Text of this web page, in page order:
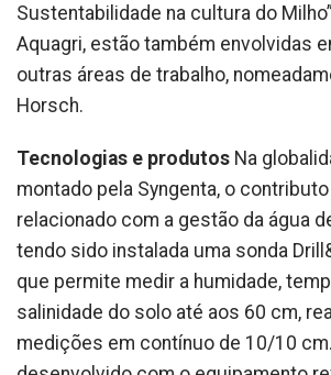
Sustentabilidade na cultura do
Aquagri, estão também envolvidas
outras áreas de trabalho,
Horsch.
Tecnologias e produtos Na
montado pela Syngenta, o
relacionado com a gestão da água
tendo sido instalada uma sonda
que permite medir a humidade,
salinidade do solo até aos 60 cm,
medições em contínuo de 10/10